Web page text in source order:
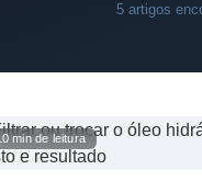
5 artigos
min de leitura